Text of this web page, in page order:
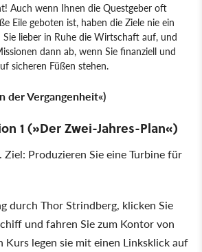
Auch wenn Ihnen die Questgeber oft
Eile geboten ist, haben die Ziele nie ein
Sie lieber in Ruhe die Wirtschaft auf, und
dann ab, wenn Sie finanziell und
sicheren Füßen stehen.
der Vergangenheit«)
1 (»Der Zwei-Jahres-Plan«)
Produzieren Sie eine Turbine für
durch Thor Strindberg, klicken Sie
und fahren Sie zum Kontor von
Kurs legen sie mit einen Linksklick auf